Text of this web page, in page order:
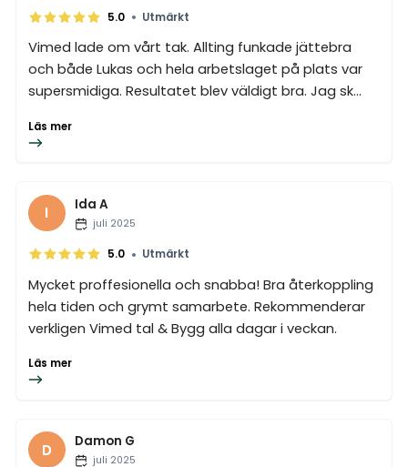
5.0 • Utmärkt
Vimed lade om vårt tak. Allting funkade jättebra
och både Lukas och hela arbetslaget på plats var
supersmidiga. Resultatet blev väldigt bra. Jag sk...
Läs mer
I Ida A
juli 2025
5.0 • Utmärkt
Mycket proffesionella och snabba! Bra återkoppling
hela tiden och grymt samarbete. Rekommenderar
verkligen Vimed tal & Bygg alla dagar i veckan.
Läs mer
D Damon G
juli 2025